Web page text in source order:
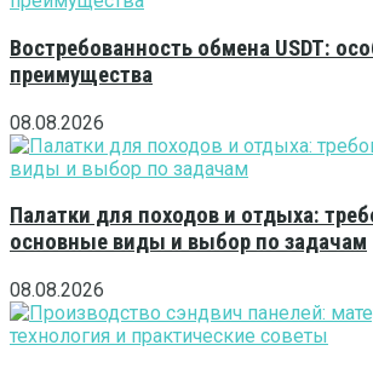
Востребованность обмена USDT:
преимущества
08.08.2026
Палатки для походов и отдыха:
основные виды и выбор по задачам
08.08.2026